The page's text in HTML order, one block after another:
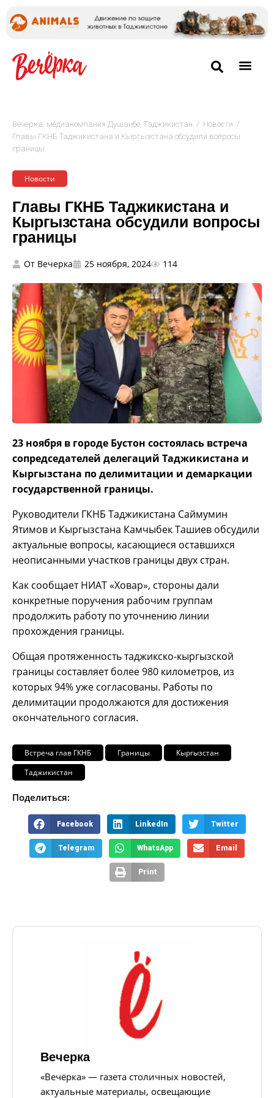
Вечёрка: медиакомпания Душанбе, Таджикистан / Новости /
Главы ГКНБ Таджикистана и Кыргызстана обсудили вопросы
границы
Новости
Главы ГКНБ Таджикистана и
Кыргызстана обсудили вопросы
границы
От Вечерка 25 ноября, 2024 114
23 ноября в городе Бустон состоялась встреча
сопредседателей делегаций Таджикистана и
Кыргызстана по делимитации и демаркации
государственной границы.
Руководители ГКНБ Таджикистана Саймумин
Ятимов и Кыргызстана Камчыбек Ташиев обсудили
актуальные вопросы, касающиеся оставшихся
неописанными участков границы двух стран.
Как сообщает НИАТ «Ховар», стороны дали
конкретные поручения рабочим группам
продолжить работу по уточнению линии
прохождения границы.
Общая протяженность таджикско-кыргызской
границы составляет более 980 километров, из
которых 94% уже согласованы. Работы по
делимитации продолжаются для достижения
окончательного согласия.
Встреча глав ГКНБ Границы
Кыргызстан
Таджикистан
Поделиться:
Facebook LinkedIn Twitter
Telegram WhatsApp Email
Print
Вечерка
«Вечёрка» — газета столичных новостей,
актуальные материалы, освещающие